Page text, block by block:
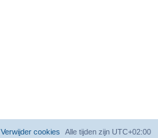
Alle tijden zijn UTC+02:00
Verwijder cookies